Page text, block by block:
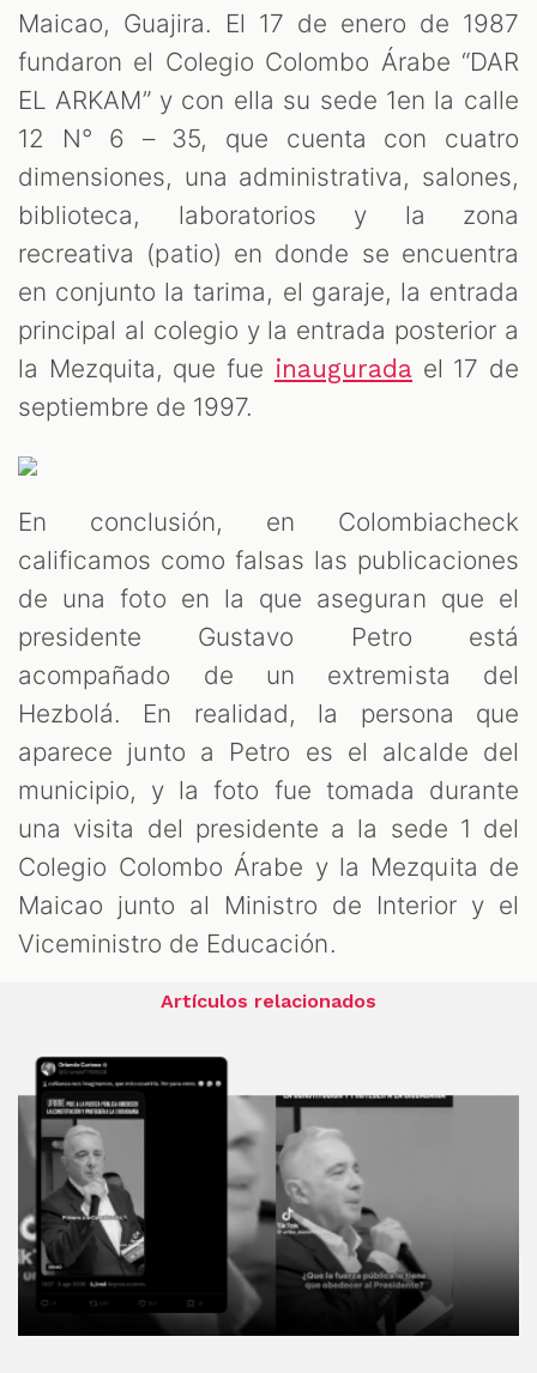
Maicao, Guajira. El 17 de enero de 1987
fundaron el Colegio Colombo Árabe “DAR
EL ARKAM” y con ella su sede 1en la calle
12 N° 6 – 35, que cuenta con cuatro
dimensiones, una administrativa, salones,
biblioteca, laboratorios y la zona
recreativa (patio) en donde se encuentra
en conjunto la tarima, el garaje, la entrada
principal al colegio y la entrada posterior a
la Mezquita, que fue inaugurada el 17 de
septiembre de 1997.
En conclusión, en Colombiacheck
calificamos como falsas las publicaciones
de una foto en la que aseguran que el
presidente Gustavo Petro está
acompañado de un extremista del
Hezbolá. En realidad, la persona que
aparece junto a Petro es el alcalde del
municipio, y la foto fue tomada durante
una visita del presidente a la sede 1 del
Colegio Colombo Árabe y la Mezquita de
Maicao junto al Ministro de Interior y el
Viceministro de Educación.
Artículos relacionados